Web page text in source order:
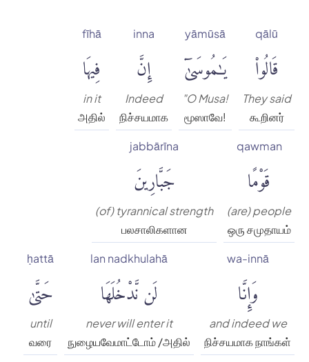
qālū
قَالُوا۟
They said
கூறினர்
yāmūsā
يَٰمُوسَىٰٓ
"O Musa!
மூஸாவே!
inna
إِنَّ
Indeed
நிச்சயமாக
fīhā
فِيهَا
in it
அதில்
qawman
قَوْمًا
(are) people
ஒரு சமுதாயம்
jabbārīna
جَبَّارِينَ
(of) tyrannical strength
பலசாலிகளான
wa-innā
وَإِنَّا
and indeed we
நிச்சயமாக நாங்கள்
lan nadkhulahā
لَن نَّدْخُلَهَا
never will enter it
நுழையவேமாட்டோம் /அதில்
ḥattā
حَتَّىٰ
until
வரை